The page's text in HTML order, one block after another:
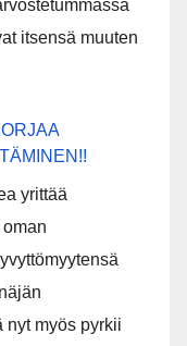
itsensä muuten
yrittää
nyt myös pyrkii